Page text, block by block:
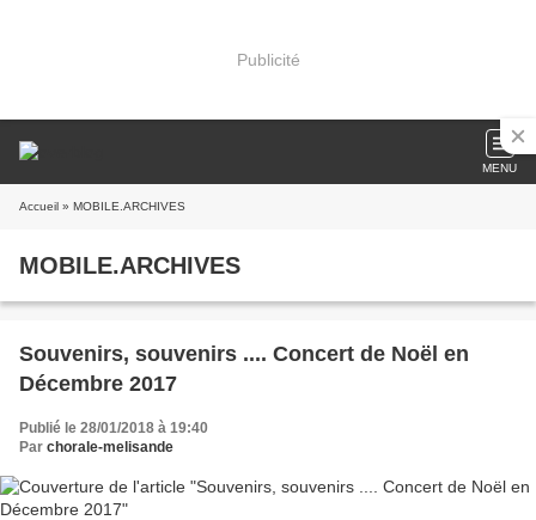
Publicité
MENU
Accueil » MOBILE.ARCHIVES
MOBILE.ARCHIVES
Souvenirs, souvenirs .... Concert de Noël en
Décembre 2017
Publié le 28/01/2018 à 19:40
Par chorale-melisande